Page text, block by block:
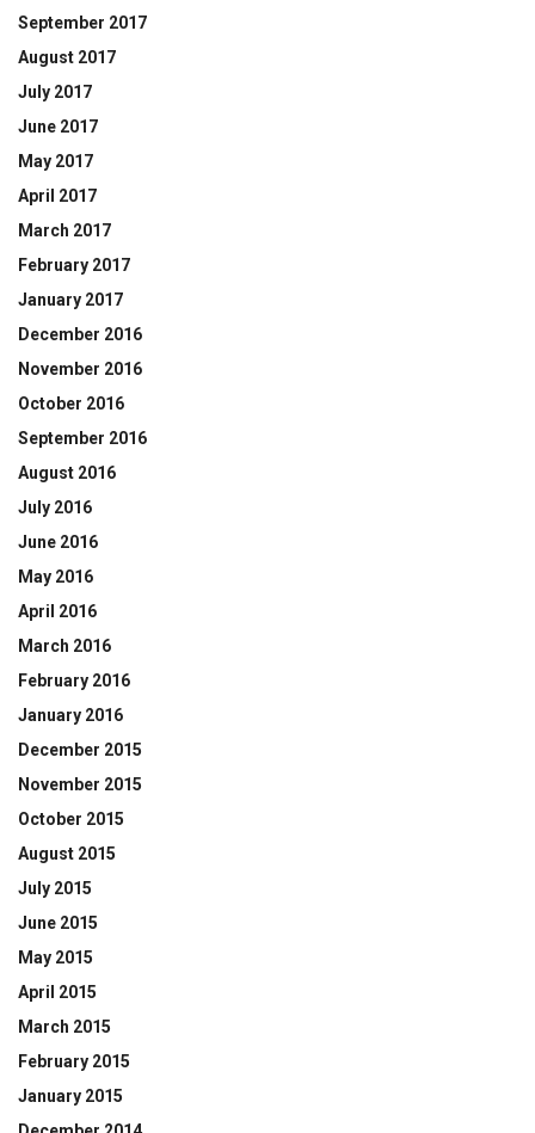
September 2017
August 2017
July 2017
June 2017
May 2017
April 2017
March 2017
February 2017
January 2017
December 2016
November 2016
October 2016
September 2016
August 2016
July 2016
June 2016
May 2016
April 2016
March 2016
February 2016
January 2016
December 2015
November 2015
October 2015
August 2015
July 2015
June 2015
May 2015
April 2015
March 2015
February 2015
January 2015